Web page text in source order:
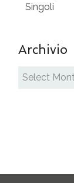
Singoli
Archivio